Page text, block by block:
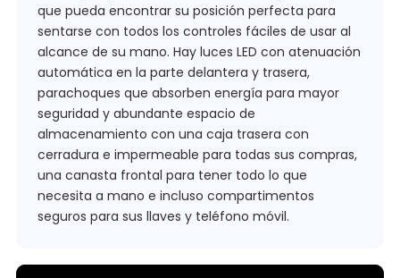
que pueda encontrar su posición perfecta para
sentarse con todos los controles fáciles de usar al
alcance de su mano. Hay luces LED con atenuación
automática en la parte delantera y trasera,
parachoques que absorben energía para mayor
seguridad y abundante espacio de
almacenamiento con una caja trasera con
cerradura e impermeable para todas sus compras,
una canasta frontal para tener todo lo que
necesita a mano e incluso compartimentos
seguros para sus llaves y teléfono móvil.